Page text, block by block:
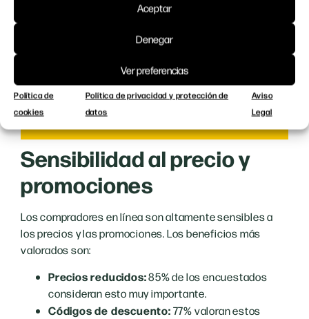
Aceptar
Denegar
Ver preferencias
Política de
cookies
Política de privacidad y protección de
datos
Aviso
Legal
aumentar la confianza del cliente.
Mejorar descripciones de productos y
Asegurarse de que las
descripciones de productos sean
detalladas y fomentar a los clientes a dejar
reseñas para ayudar a otros compradores
en sus decisiones.
Sensibilidad al precio y
promociones
Los compradores en línea son altamente sensibles a
los precios y las promociones. Los beneficios más
valorados son:
Precios reducidos:85% de los encuestados
consideran esto muy importante.
Códigos de descuento:77% valoran estos